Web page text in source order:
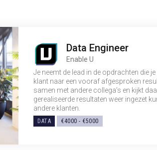
Data Engineer
Enable U
Je neemt de lead in de opdrachten die
klant naar een vooraf afgesproken
samen met andere collega’s en kijkt
gerealiseerde resultaten weer ingezet
andere klanten.
DATA €4000 - €5000